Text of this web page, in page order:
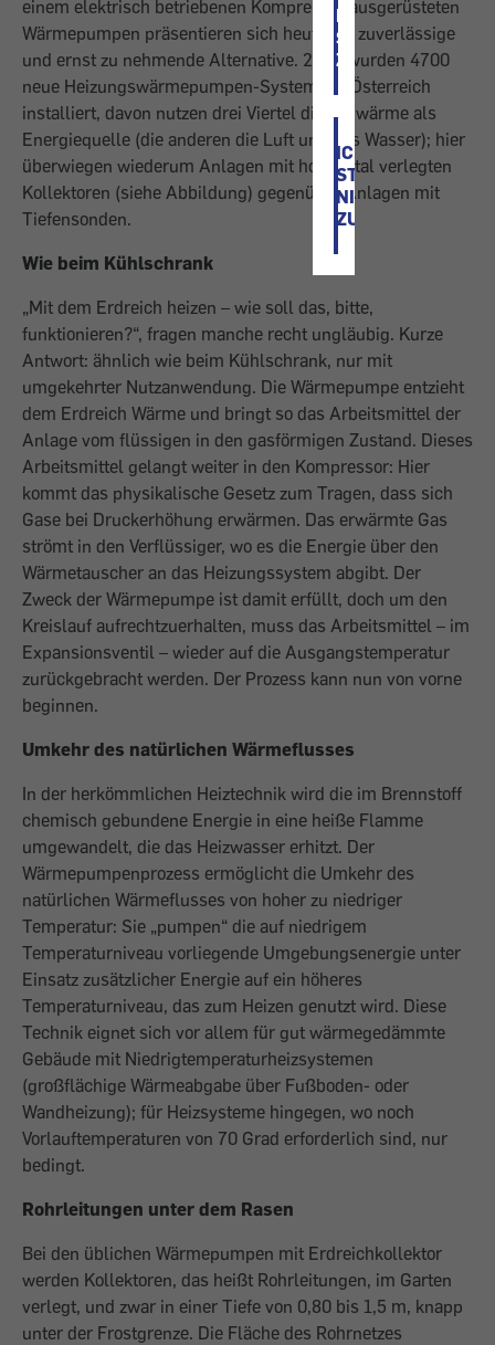
ICH
STIMME
ZU
ICH
STIMME
NICHT
ZU
einem elektrisch betriebenen Kompressor ausgerüsteten
Wärmepumpen präsentieren sich heute als zuverlässige
und ernst zu nehmende Alternative. 2004 wurden 4700
neue Heizungswärmepumpen-Systeme in Österreich
installiert, davon nutzen drei Viertel die Erdwärme als
Energiequelle (die anderen die Luft und das Wasser); hier
überwiegen wiederum Anlagen mit horizontal verlegten
Kollektoren (siehe Abbildung) gegenüber Anlagen mit
Tiefensonden.
Wie beim Kühlschrank
„Mit dem Erdreich heizen – wie soll das, bitte,
funktionieren?“, fragen manche recht ungläubig. Kurze
Antwort: ähnlich wie beim Kühlschrank, nur mit
umgekehrter Nutzanwendung. Die Wärmepumpe entzieht
dem Erdreich Wärme und bringt so das Arbeitsmittel der
Anlage vom flüssigen in den gasförmigen Zustand. Dieses
Arbeitsmittel gelangt weiter in den Kompressor: Hier
kommt das physikalische Gesetz zum Tragen, dass sich
Gase bei Druckerhöhung erwärmen. Das erwärmte Gas
strömt in den Verflüssiger, wo es die Energie über den
Wärmetauscher an das Heizungssystem abgibt. Der
Zweck der Wärmepumpe ist damit erfüllt, doch um den
Kreislauf aufrechtzuerhalten, muss das Arbeitsmittel – im
Expansionsventil – wieder auf die Ausgangstemperatur
zurückgebracht werden. Der Prozess kann nun von vorne
beginnen.
Umkehr des natürlichen Wärmeflusses
In der herkömmlichen Heiztechnik wird die im Brennstoff
chemisch gebundene Energie in eine heiße Flamme
umgewandelt, die das Heizwasser erhitzt. Der
Wärmepumpenprozess ermöglicht die Umkehr des
natürlichen Wärmeflusses von hoher zu niedriger
Temperatur: Sie „pumpen“ die auf niedrigem
Temperaturniveau vorliegende Umgebungsenergie unter
Einsatz zusätzlicher Energie auf ein höheres
Temperaturniveau, das zum Heizen genutzt wird. Diese
Technik eignet sich vor allem für gut wärmegedämmte
Gebäude mit Niedrigtemperaturheizsystemen
(großflächige Wärmeabgabe über Fußboden- oder
Wandheizung); für Heizsysteme hingegen, wo noch
Vorlauftemperaturen von 70 Grad erforderlich sind, nur
bedingt.
Rohrleitungen unter dem Rasen
Bei den üblichen Wärmepumpen mit Erdreichkollektor
werden Kollektoren, das heißt Rohrleitungen, im Garten
verlegt, und zwar in einer Tiefe von 0,80 bis 1,5 m, knapp
unter der Frostgrenze. Die Fläche des Rohrnetzes